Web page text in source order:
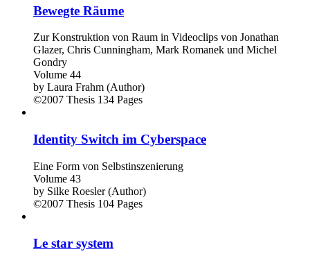
Bewegte Räume
Zur Konstruktion von Raum in Videoclips von Jonathan
Glazer, Chris Cunningham, Mark Romanek und Michel
Gondry
Volume 44
by Laura Frahm (Author)
©2007 Thesis 134 Pages
Identity Switch im Cyberspace
Eine Form von Selbstinszenierung
Volume 43
by Silke Roesler (Author)
©2007 Thesis 104 Pages
Le star system